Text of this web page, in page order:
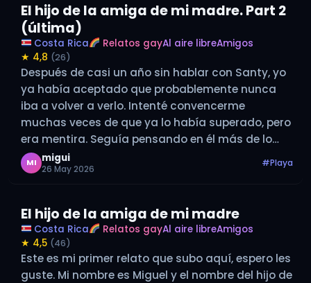
El hijo de la amiga de mi madre. Part 2
(última)
Costa Rica Relatos gayAl aire libreAmigos
★ 4,8 (26)
Después de casi un año sin hablar con Santy, yo
ya había aceptado que probablemente nunca
iba a volver a verlo. Intenté convencerme
muchas veces de que ya lo había superado, pero
era mentira. Seguía pensando en él más de lo
que quería admitir. Por eso, cuando su nombre
apareció…
MI migui
26 May 2026
#Playa
El hijo de la amiga de mi madre
Costa Rica Relatos gayAl aire libreAmigos
★ 4,5 (46)
Este es mi primer relato que subo aquí, espero les
guste. Mi nombre es Miguel y el nombre del hijo de